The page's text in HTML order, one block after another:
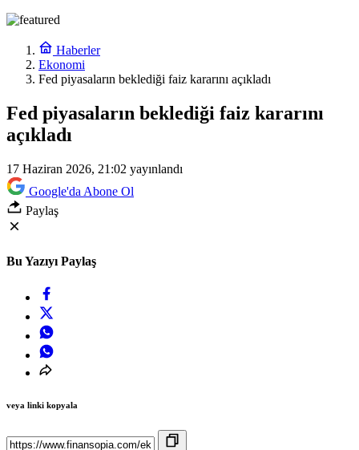
Haberler
Ekonomi
Fed piyasaların beklediği faiz kararını açıkladı
Fed piyasaların beklediği faiz kararını
açıkladı
17 Haziran 2026, 21:02 yayınlandı
Google'da Abone Ol
Paylaş
Bu Yazıyı Paylaş
veya linki kopyala